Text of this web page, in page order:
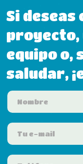
Si
equipo o,
saludar,